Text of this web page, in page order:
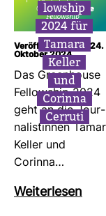
low­ship
2024 für
Tamara
Keller
und
Corinna
Cer­ruti
Veröffentlicht am: 24.
Oktober 2024
Das Green­house
Fel­low­ship 2024
geht an die Jour­
na­lis­tinnen
Keller und
Corinna…
Wei­ter­lesen